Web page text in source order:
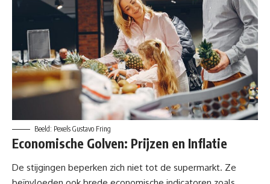
Beeld: Pexels Gustavo Fring
Economische Golven: Prijzen en Inflatie
De stijgingen beperken zich niet tot de supermarkt. Ze